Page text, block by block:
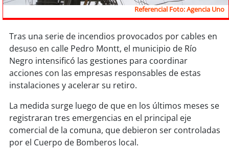
soyarica
iquique
soycalama
antofagasta
soycopiapó
soyvalparaíso
Referencial Foto: Agencia Uno
Tras una serie de incendios provocados por cables en
desuso en calle Pedro Montt, el municipio de Río
Negro intensificó las gestiones para coordinar
acciones con las empresas responsables de estas
instalaciones y acelerar su retiro.
La medida surge luego de que en los últimos meses se
registraran tres emergencias en el principal eje
comercial de la comuna, que debieron ser controladas
por el Cuerpo de Bomberos local.